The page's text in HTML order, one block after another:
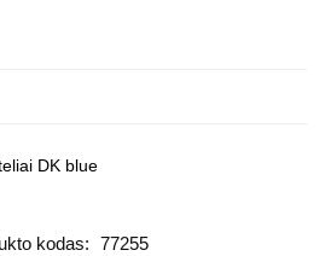
DK blue
kodas: 77255